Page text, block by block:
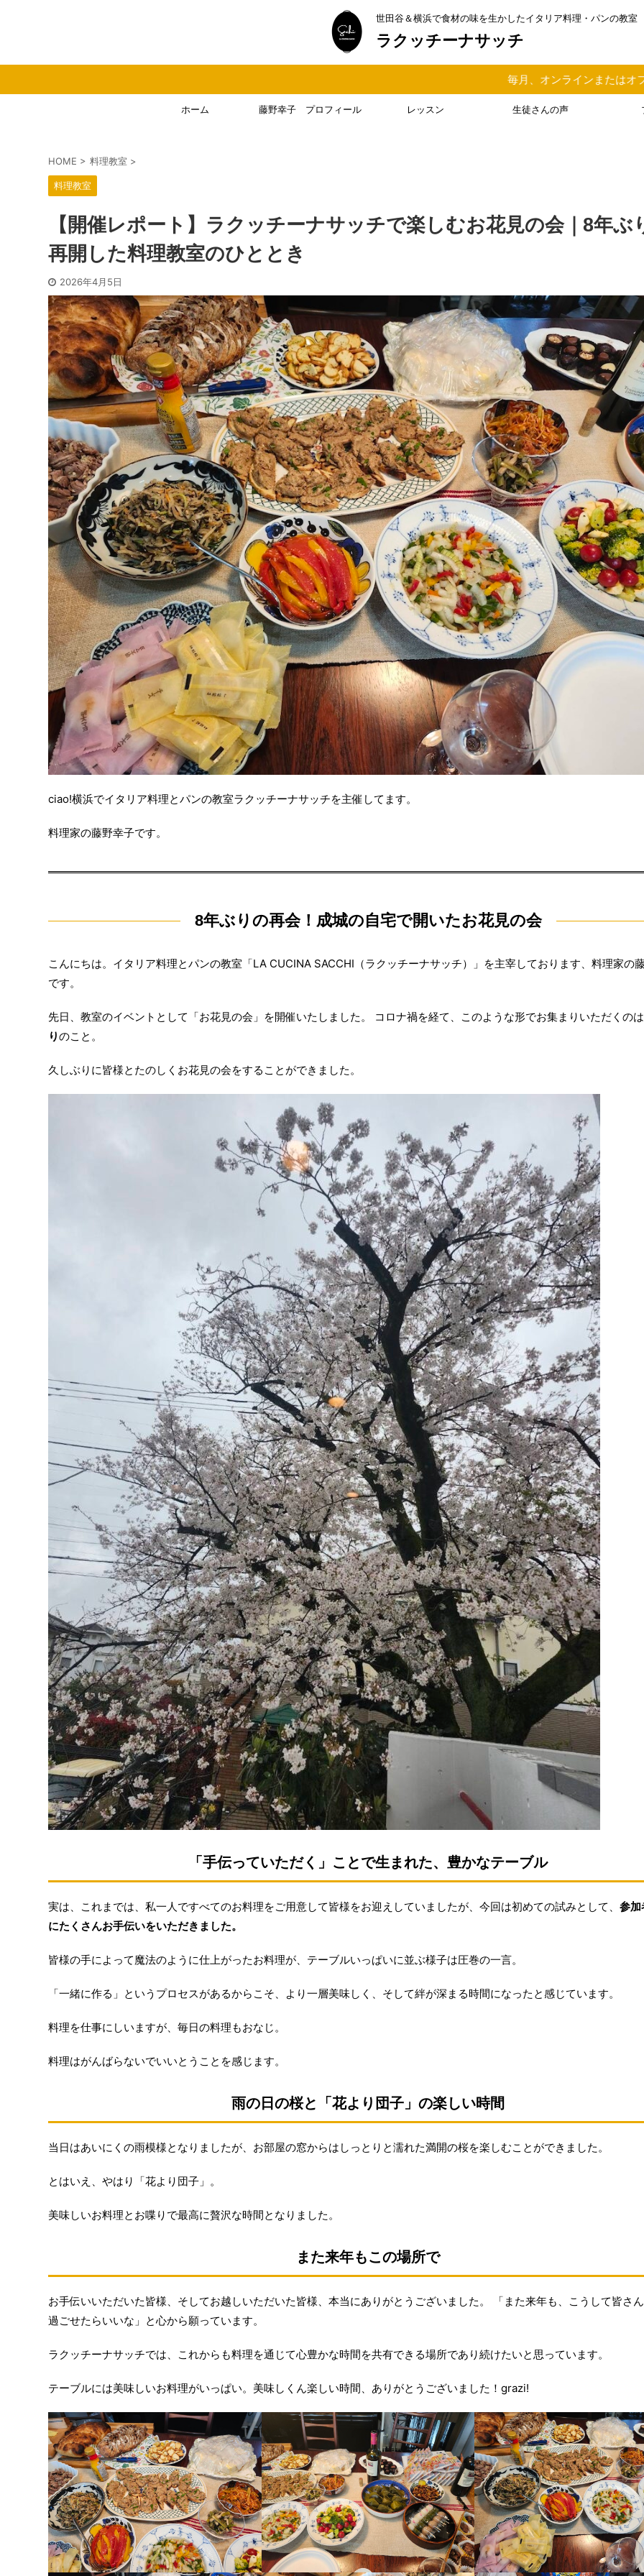
世田谷＆横浜で食材の味を生かしたイタリア料理・パンの教室
ラクッチーナサッチ
毎月、オンラインまたはオフラインでイタリア料理
ホーム 藤野幸子 プロフィール レッスン 生徒さんの声
HOME > 料理教室 >
料理教室
【開催レポート】ラクッチーナサッチで楽しむお花見の会｜8年ぶ
再開した料理教室のひととき
2026年4月5日
ciao!横浜でイタリア料理とパンの教室ラクッチーナサッチを主催してます。
料理家の藤野幸子です。
8年ぶりの再会！成城の自宅で開いたお花見の会
こんにちは。イタリア料理とパンの教室「LA CUCINA SACCHI（ラクッチーナサッチ）」を主宰しております、料理家の
です。
先日、教室のイベントとして「お花見の会」を開催いたしました。 コロナ禍を経て、このような形でお集まりいただくの
りのこと。
久しぶりに皆様とたのしくお花見の会をすることができました。
「手伝っていただく」ことで生まれた、豊かなテーブル
実は、これまでは、私一人ですべてのお料理をご用意して皆様をお迎えしていましたが、今回は初めての試みとして、 参加
にたくさんお手伝いをいただきました。
皆様の手によって魔法のように仕上がったお料理が、テーブルいっぱいに並ぶ様子は圧巻の一言。
「一緒に作る」というプロセスがあるからこそ、より一層美味しく、そして絆が深まる時間になったと感じています。
料理を仕事にしいますが、毎日の料理もおなじ。
料理はがんばらないでいいとうことを感じます。
雨の日の桜と「花より団子」の楽しい時間
当日はあいにくの雨模様となりましたが、お部屋の窓からはしっとりと濡れた満開の桜を楽しむことができました。
とはいえ、やはり「花より団子」。
美味しいお料理とお喋りで最高に贅沢な時間となりました。
また来年もこの場所で
お手伝いいただいた皆様、そしてお越しいただいた皆様、本当にありがとうございました。 「また来年も、こうして皆さ
過ごせたらいいな」と心から願っています。
ラクッチーナサッチでは、これからも料理を通じて心豊かな時間を共有できる場所であり続けたいと思っています。
テーブルには美味しいお料理がいっぱい。美味しくん楽しい時間、ありがとうございました！grazi!